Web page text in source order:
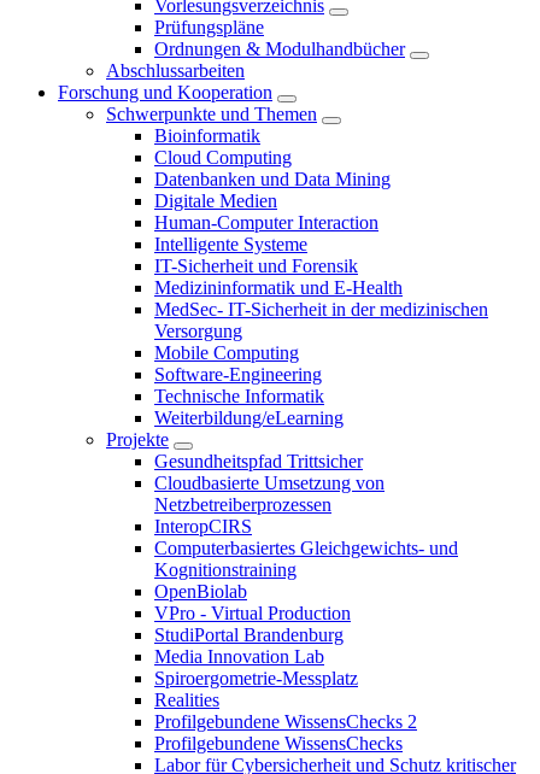
Vorlesungsverzeichnis
Prüfungspläne
Ordnungen & Modulhandbücher
Abschlussarbeiten
Forschung und Kooperation
Schwerpunkte und Themen
Bioinformatik
Cloud Computing
Datenbanken und Data Mining
Digitale Medien
Human-Computer Interaction
Intelligente Systeme
IT-Sicherheit und Forensik
Medizininformatik und E-Health
MedSec- IT-Sicherheit in der medizinischen
Versorgung
Mobile Computing
Software-Engineering
Technische Informatik
Weiterbildung/eLearning
Projekte
Gesundheitspfad Trittsicher
Cloudbasierte Umsetzung von
Netzbetreiberprozessen
InteropCIRS
Computerbasiertes Gleichgewichts- und
Kognitionstraining
OpenBiolab
VPro - Virtual Production
StudiPortal Brandenburg
Media Innovation Lab
Spiroergometrie-Messplatz
Realities
Profilgebundene WissensChecks 2
Profilgebundene WissensChecks
Labor für Cybersicherheit und Schutz kritischer